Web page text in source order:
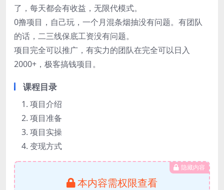
了，每天都会有收益，无限代模式。
0撸项目，自己玩，一个月混条烟抽没有问题。有团队
的话，二三线保底工资没有问题。
项目完全可以推广，有实力的团队在完全可以日入
2000+，极客搞钱项目。
课程目录
项目介绍
项目准备
项目实操
变现方式
隐藏内容
本内容需权限查看